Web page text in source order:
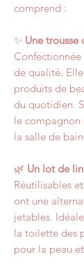
comprend :
✨ Une
Confectionnée
de qualité.
produits de
du quotidien.
le compagnon
la salle de bain.
🌿 Un lot de
Réutilisables
ont une
jetables.
la toilette des
pour la peau